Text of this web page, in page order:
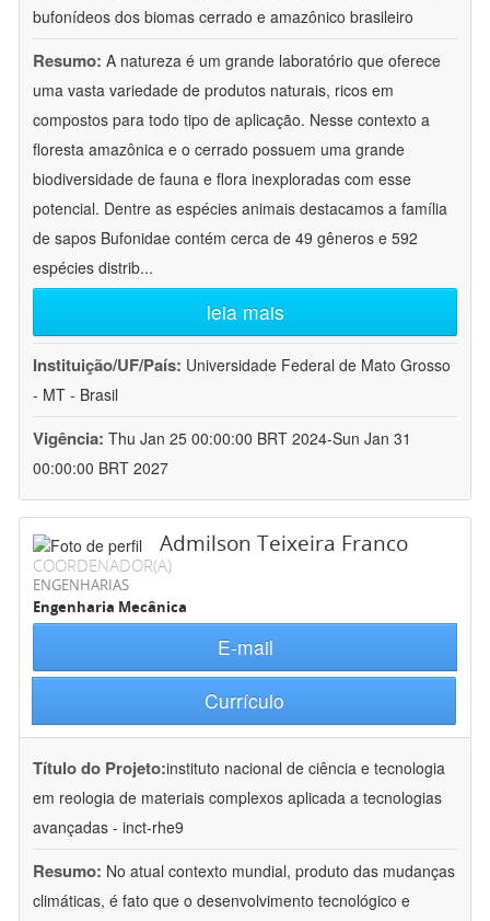
bufonídeos dos biomas cerrado e amazônico brasileiro
Resumo: A natureza é um grande laboratório que oferece
uma vasta variedade de produtos naturais, ricos em
compostos para todo tipo de aplicação. Nesse contexto a
floresta amazônica e o cerrado possuem uma grande
biodiversidade de fauna e flora inexploradas com esse
potencial. Dentre as espécies animais destacamos a família
de sapos Bufonidae contém cerca de 49 gêneros e 592
espécies distrib...
leia mais
Instituição/UF/País: Universidade Federal de Mato Grosso
- MT - Brasil
Vigência: Thu Jan 25 00:00:00 BRT 2024-Sun Jan 31
00:00:00 BRT 2027
Admilson Teixeira Franco
COORDENADOR(A)
ENGENHARIAS
Engenharia Mecânica
E-mail
Currículo
Título do Projeto:instituto nacional de ciência e tecnologia
em reologia de materiais complexos aplicada a tecnologias
avançadas - inct-rhe9
Resumo: No atual contexto mundial, produto das mudanças
climáticas, é fato que o desenvolvimento tecnológico e